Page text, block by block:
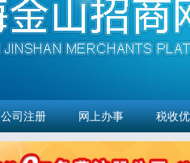
公司注册 网上办事 税收